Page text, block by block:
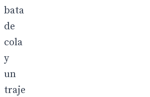
bata
de
cola
y
un
traje